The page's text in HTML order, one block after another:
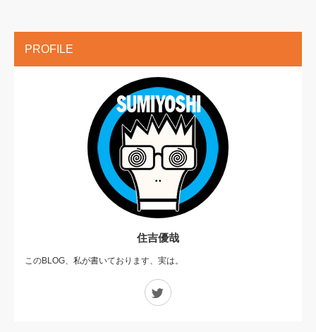
PROFILE
住吉優哉
このBLOG、私が書いております、実は。